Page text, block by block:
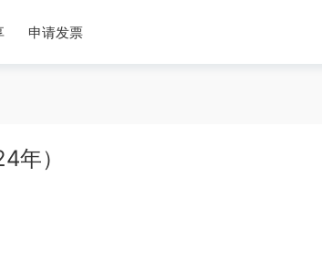
申请发票
年）